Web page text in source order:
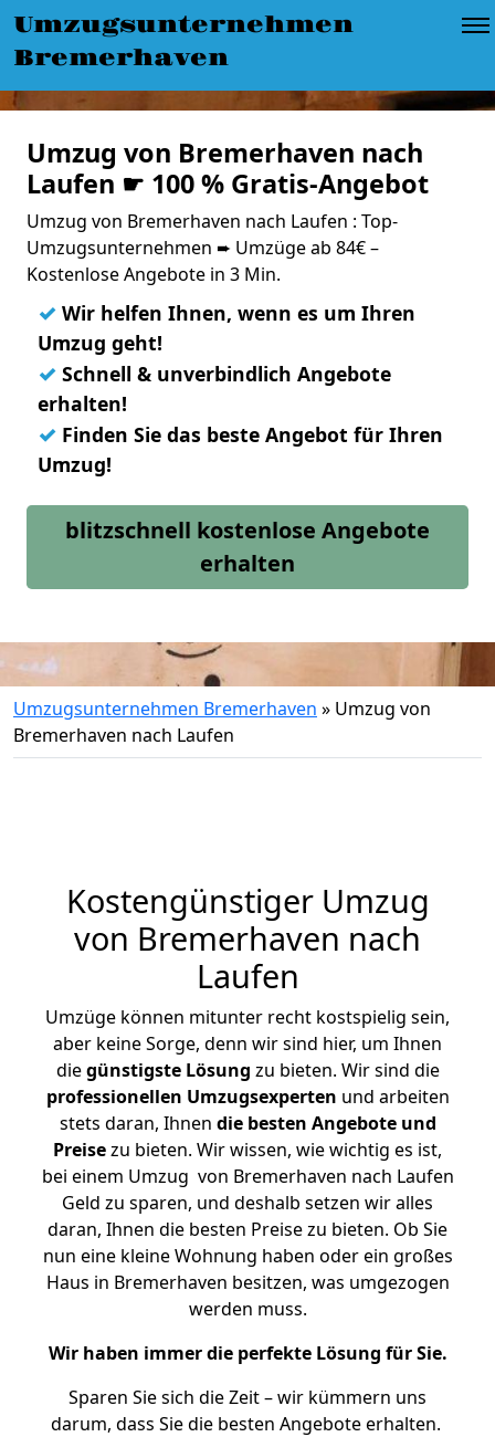
Umzugsunternehmen
Bremerhaven
Umzug von Bremerhaven nach
Laufen ☛ 100 % Gratis-Angebot
Umzug von Bremerhaven nach Laufen : Top-
Umzugsunternehmen ➨ Umzüge ab 84€ –
Kostenlose Angebote in 3 Min.
✓ Wir helfen Ihnen, wenn es um Ihren
Umzug geht!
✓ Schnell & unverbindlich Angebote
erhalten!
✓ Finden Sie das beste Angebot für Ihren
Umzug!
blitzschnell kostenlose Angebote
erhalten
Umzugsunternehmen Bremerhaven » Umzug von
Bremerhaven nach Laufen
Kostengünstiger Umzug
von Bremerhaven nach
Laufen
Umzüge können mitunter recht kostspielig sein,
aber keine Sorge, denn wir sind hier, um Ihnen
diegünstigste Lösung zu bieten. Wir sind die
professionellen Umzugsexperten und arbeiten
stets daran, Ihnen die besten Angebote und
Preisezu bieten. Wir wissen, wie wichtig es ist,
bei einem Umzug von Bremerhaven nach Laufen
Geld zu sparen, und deshalb setzen wir alles
daran, Ihnen die besten Preise zu bieten. Ob Sie
nun eine kleine Wohnung haben oder ein großes
Haus in Bremerhaven besitzen, was umgezogen
werden muss.
Wir haben immer die perfekte Lösung für Sie.
Sparen Sie sich die Zeit – wir kümmern uns
darum, dass Sie die besten Angebote erhalten.